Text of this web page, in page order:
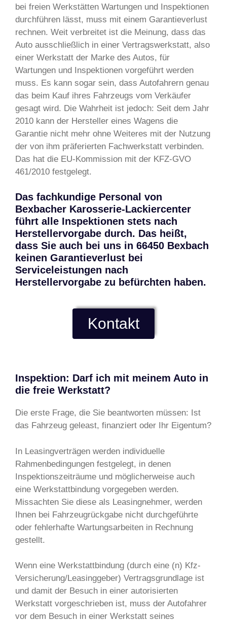
bei freien Werkstätten Wartungen und Inspektionen
durchführen lässt, muss mit einem Garantieverlust
rechnen. Weit verbreitet ist die Meinung, dass das
Auto ausschließlich in einer Vertragswerkstatt, also
einer Werkstatt der Marke des Autos, für
Wartungen und Inspektionen vorgeführt werden
muss. Es kann sogar sein, dass Autofahrern genau
das beim Kauf ihres Fahrzeugs vom Verkäufer
gesagt wird. Die Wahrheit ist jedoch: Seit dem Jahr
2010 kann der Hersteller eines Wagens die
Garantie nicht mehr ohne Weiteres mit der Nutzung
der von ihm präferierten Fachwerkstatt verbinden.
Das hat die EU-Kommission mit der KFZ-GVO
461/2010 festgelegt.
Das fachkundige Personal von
Bexbacher Karosserie-Lackiercenter
führt alle Inspektionen stets nach
Herstellervorgabe durch. Das heißt,
dass Sie auch bei uns in 66450 Bexbach
keinen Garantieverlust bei
Serviceleistungen nach
Herstellervorgabe zu befürchten haben.
Kontakt
Inspektion: Darf ich mit meinem Auto in
die freie Werkstatt?
Die erste Frage, die Sie beantworten müssen: Ist
das Fahrzeug geleast, finanziert oder Ihr Eigentum?
In Leasingverträgen werden individuelle
Rahmenbedingungen festgelegt, in denen
Inspektionszeiträume und möglicherweise auch
eine Werkstattbindung vorgegeben werden.
Missachten Sie diese als Leasingnehmer, werden
Ihnen bei Fahrzeugrückgabe nicht durchgeführte
oder fehlerhafte Wartungsarbeiten in Rechnung
gestellt.
Wenn eine Werkstattbindung (durch eine (n) Kfz-
Versicherung/Leasinggeber) Vertragsgrundlage ist
und damit der Besuch in einer autorisierten
Werkstatt vorgeschrieben ist, muss der Autofahrer
vor dem Besuch in einer Werkstatt seines